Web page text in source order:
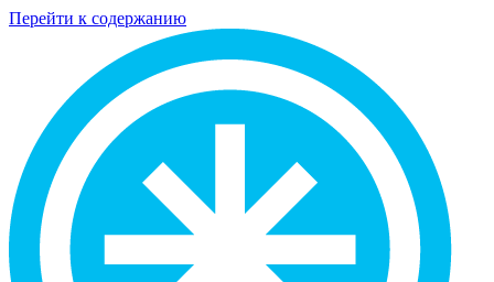
Перейти к содержанию